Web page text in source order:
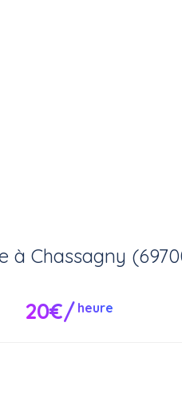
à Chassagny
20€/ heure